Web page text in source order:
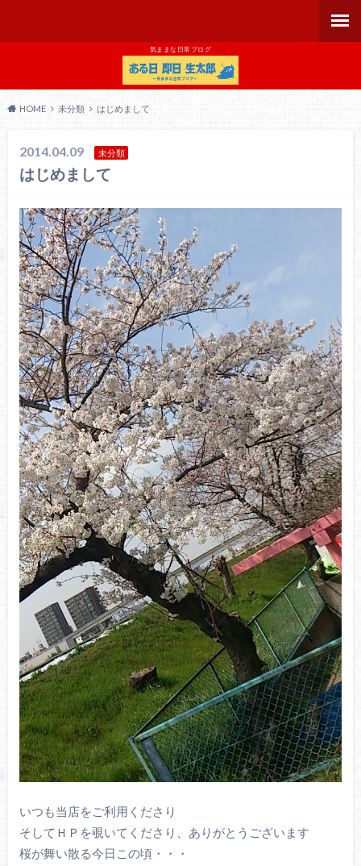
気ままな日常ブログ
HOME 未分類 はじめまして
2014.04.09 未分類
はじめまして
いつも当店をご利用くださり
そしてＨＰを覗いてくださり、ありがとうございます
桜が舞い散る今日この頃・・・